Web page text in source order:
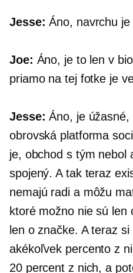
Jesse: Áno, navrchu
Joe: Áno, je to len v
priamo na tej fotke je
Jesse: Áno, je
obrovská platforma
je, obchod s tým nebol
spojený. A tak teraz
nemajú radi a môžu
ktoré možno nie sú
len o značke. A teraz
akékoľvek percento z
20 percent z nich, a